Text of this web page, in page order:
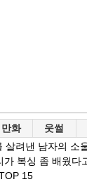
만화 웃썰
려낸 남자의 소울
복싱 좀 배웠다고
15